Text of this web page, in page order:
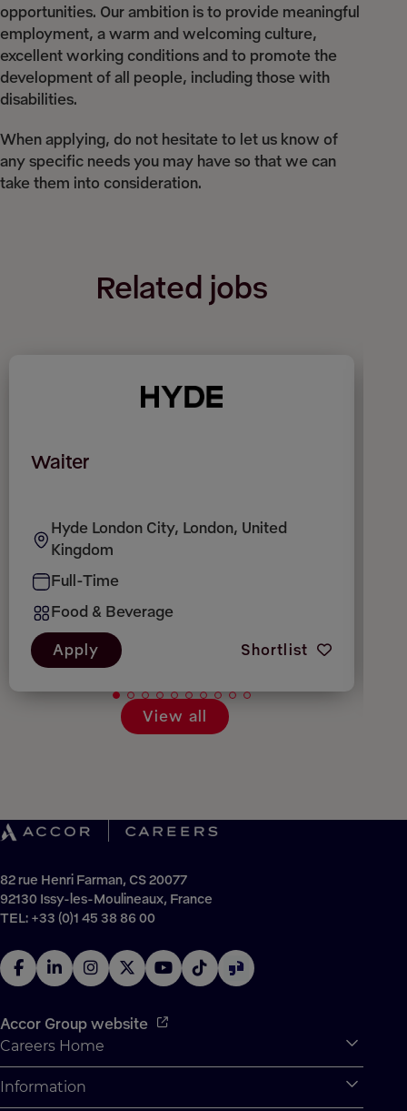
opportunities. Our ambition is to provide meaningful
employment, a warm and welcoming culture,
excellent working conditions and to promote the
development of all people, including those with
disabilities.
When applying, do not hesitate to let us know of
any specific needs you may have so that we can
take them into consideration.
Related jobs
Waiter
Hyde London City, London, United
Kingdom
Full-Time
Food & Beverage
Apply Shortlist
View all
82 rue Henri Farman, CS 20077
92130 Issy-les-Moulineaux, France
TEL: +33 (0)1 45 38 86 00
Accor Group website
Careers Home
Why Join Accor
Information